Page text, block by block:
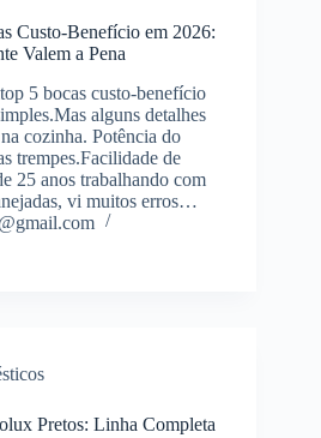
Custo-Benefício em 2026:
Valem a Pena
5 bocas custo-benefício
alguns detalhes
cozinha. Potência do
trempes.Facilidade de
25 anos trabalhando com
vi muitos erros…
Pretos: Linha Completa